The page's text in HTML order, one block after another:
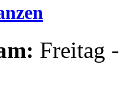
Freitag